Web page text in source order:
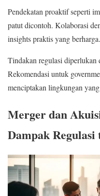
Pendekatan proaktif seperti
patut dicontoh. Kolaborasi
insights praktis yang berharga.
Tindakan regulasi diperlukan
Rekomendasi untuk
menciptakan lingkungan
Merger dan
Dampak Regulasi